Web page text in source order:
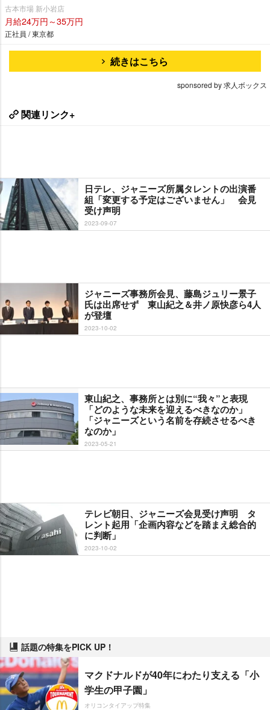
古本市場 新小岩店
月給24万円～35万円
正社員 / 東京都
続きはこちら
sponsored by 求人ボックス
関連リンク+
日テレ、ジャニーズ所属タレントの出演番
組「変更する予定はございません」 会見
受け声明
2023-09-07
ジャニーズ事務所会見、藤島ジュリー景子
氏は出席せず 東山紀之＆井ノ原快彦ら4人
が登壇
2023-10-02
東山紀之、事務所とは別に“我々”と表現
「どのような未来を迎えるべきなのか」
「ジャニーズという名前を存続させるべき
なのか」
2023-05-21
テレビ朝日、ジャニーズ会見受け声明 タ
レント起用「企画内容などを踏まえ総合的
に判断」
2023-10-02
話題の特集をPICK UP！
マクドナルドが40年にわたり支える「小
学生の甲子園」
オリコンタイアップ特集